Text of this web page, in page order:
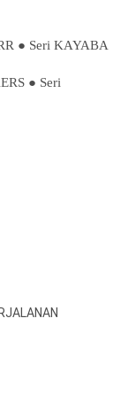
● Seri KAYABA
● Seri